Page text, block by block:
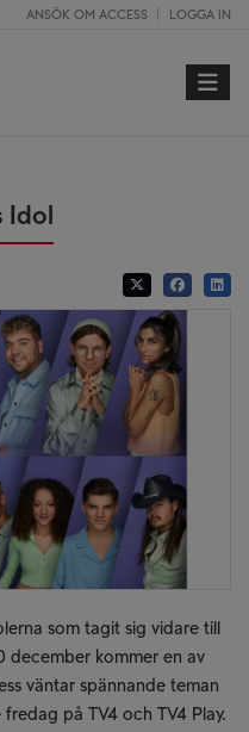
ANSÖK OM ACCESS LOGGA IN
Toggle
Idol
som tagit sig vidare till
december kommer en av
väntar spännande teman
på TV4 och TV4 Play.